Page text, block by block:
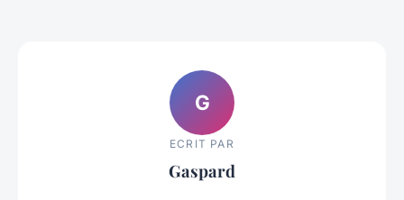
G
ECRIT PAR
Gaspard